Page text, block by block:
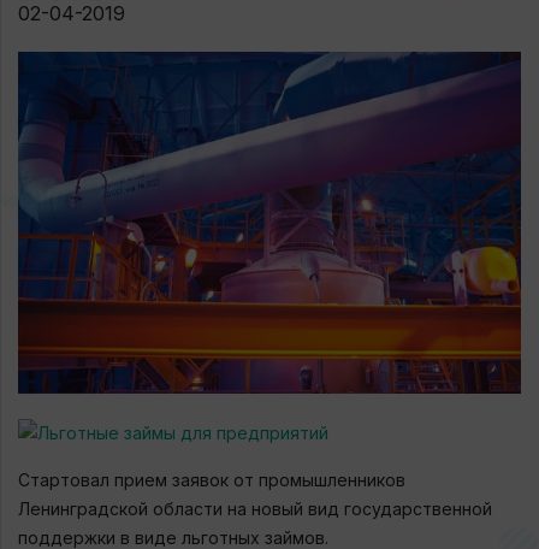
02-04-2019
Стартовал прием заявок от промышленников
Ленинградской области на новый вид государственной
поддержки в виде льготных займов.